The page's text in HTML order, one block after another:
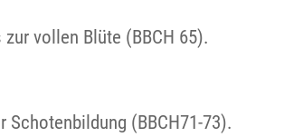
vollen Blüte (BBCH 65).
(BBCH71-73).